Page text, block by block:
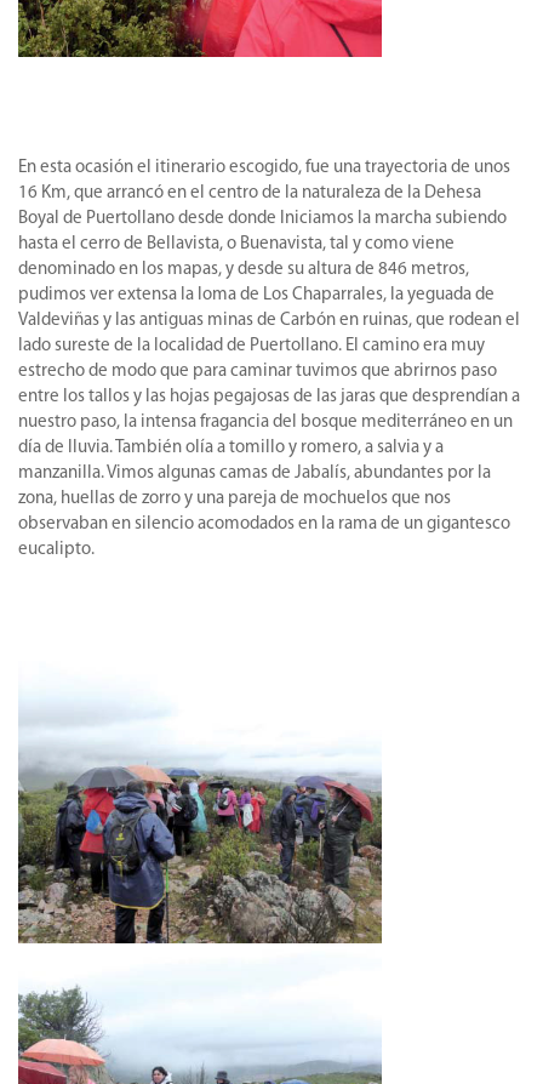
En esta ocasión el itinerario escogido, fue una trayectoria de unos
16 Km, que arrancó en el centro de la naturaleza de la Dehesa
Boyal de Puertollano desde donde Iniciamos la marcha subiendo
hasta el cerro de Bellavista, o Buenavista, tal y como viene
denominado en los mapas, y desde su altura de 846 metros,
pudimos ver extensa la loma de Los Chaparrales, la yeguada de
Valdeviñas y las antiguas minas de Carbón en ruinas, que rodean el
lado sureste de la localidad de Puertollano. El camino era muy
estrecho de modo que para caminar tuvimos que abrirnos paso
entre los tallos y las hojas pegajosas de las jaras que desprendían a
nuestro paso, la intensa fragancia del bosque mediterráneo en un
día de lluvia. También olía a tomillo y romero, a salvia y a
manzanilla. Vimos algunas camas de Jabalís, abundantes por la
zona, huellas de zorro y una pareja de mochuelos que nos
observaban en silencio acomodados en la rama de un gigantesco
eucalipto.